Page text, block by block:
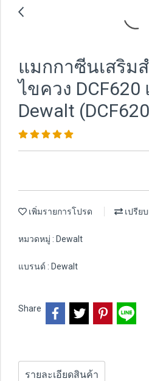
แมกกาซีนเสริม
ไขควง DCF620
Dewalt
เพิ่มรายการโปรด เปรีย
หมวดหมู่ : Dewalt
แบรนด์ : Dewalt
Share
รายละเอียดสินค้า